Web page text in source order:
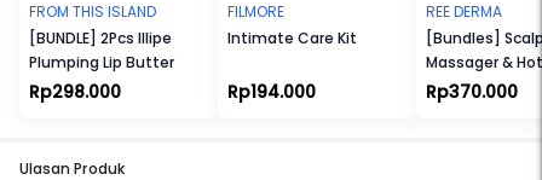
FROM THIS ISLAND
[BUNDLE] 2Pcs Illipe
Plumping Lip Butter
Rp298.000
FILMORE
Intimate Care Kit
Rp194.000
REE DERMA
[Bundles]
Massager &
100ml
Rp370.000
Ulasan Produk